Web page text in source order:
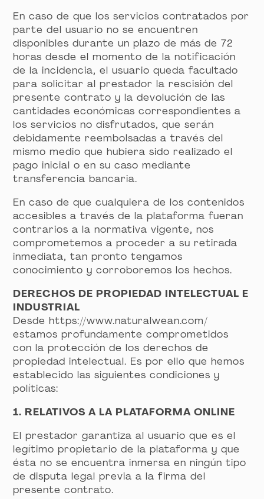
En caso de que los servicios contratados por
parte del usuario no se encuentren
disponibles durante un plazo de más de 72
horas desde el momento de la notificación
de la incidencia, el usuario queda facultado
para solicitar al prestador la rescisión del
presente contrato y la devolución de las
cantidades económicas correspondientes a
los servicios no disfrutados, que serán
debidamente reembolsadas a través del
mismo medio que hubiera sido realizado el
pago inicial o en su caso mediante
transferencia bancaria.
En caso de que cualquiera de los contenidos
accesibles a través de la plataforma fueran
contrarios a la normativa vigente, nos
comprometemos a proceder a su retirada
inmediata, tan pronto tengamos
conocimiento y corroboremos los hechos.
DERECHOS DE PROPIEDAD INTELECTUAL E
INDUSTRIAL
Desde https://www.naturalwean.com/
estamos profundamente comprometidos
con la protección de los derechos de
propiedad intelectual. Es por ello que hemos
establecido las siguientes condiciones y
políticas:
1. RELATIVOS A LA PLATAFORMA ONLINE
El prestador garantiza al usuario que es el
legítimo propietario de la plataforma y que
ésta no se encuentra inmersa en ningún tipo
de disputa legal previa a la firma del
presente contrato.